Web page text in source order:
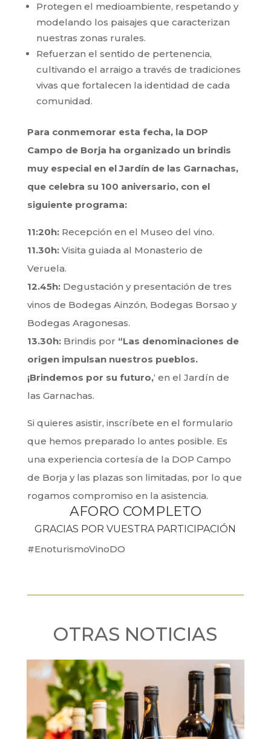
Protegen el medioambiente, respetando y
modelando los paisajes que caracterizan
nuestras zonas rurales.
Refuerzan el sentido de pertenencia,
cultivando el arraigo a través de tradiciones
vivas que fortalecen la identidad de cada
comunidad.
Para conmemorar esta fecha, la DOP
Campo de Borja ha organizado un brindis
muy especial en el Jardín de las Garnachas,
que celebra su 100 aniversario, con el
siguiente programa:
11:20h: Recepción en el Museo del vino.
11.30h:Visita guiada al Monasterio de
Veruela.
12.45h:Degustación y presentación de tres
vinos de Bodegas Ainzón, Bodegas Borsao y
Bodegas Aragonesas.
13.30h:Brindis por “Las denominaciones de
origen impulsan nuestros pueblos.
¡Brindemos por su futuro,‘ en el Jardín de
las Garnachas.
Si quieres asistir, inscríbete en el formulario
que hemos preparado lo antes posible. Es
una experiencia cortesía de la DOP Campo
de Borja y las plazas son limitadas, por lo que
rogamos compromiso en la asistencia.
AFORO COMPLETO
GRACIAS POR VUESTRA PARTICIPACIÓN
#EnoturismoVinoDO
OTRAS NOTICIAS